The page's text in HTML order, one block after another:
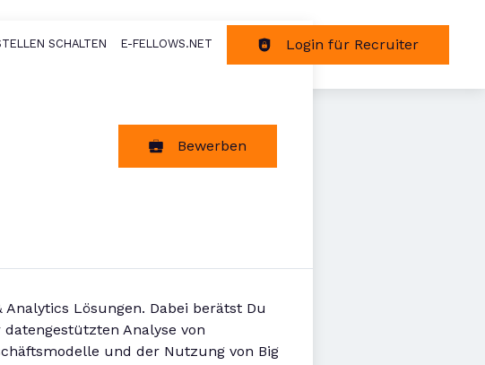
Navigation
SCHALTEN E-FELLOWS.NET Login für Recruiter
Bewerben
Lösungen. Dabei berätst Du
Analyse von
und der Nutzung von Big